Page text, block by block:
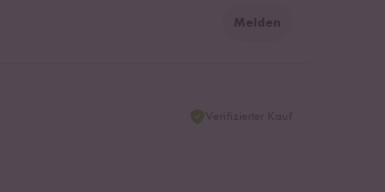
Melden